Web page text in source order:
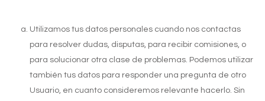
Utilizamos tus datos personales cuando nos contactas
para resolver dudas, disputas, para recibir comisiones, o
para solucionar otra clase de problemas. Podemos utilizar
también tus datos para responder una pregunta de otro
Usuario, en cuanto consideremos relevante hacerlo. Sin